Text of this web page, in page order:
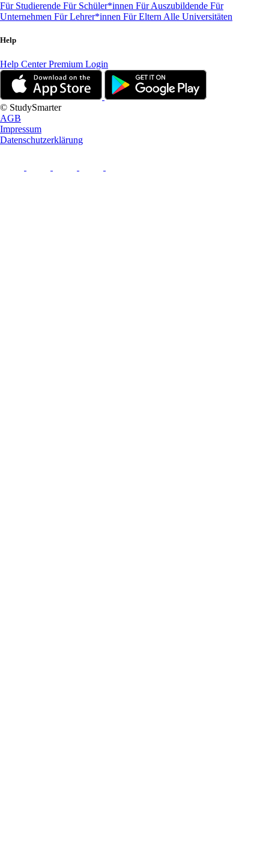
Für Studierende Für Schüler*innen Für Auszubildende Für
Unternehmen Für Lehrer*innen Für Eltern Alle Universitäten
Help
Help CenterPremium Login
© StudySmarter
AGB
Impressum
Datenschutzerklärung